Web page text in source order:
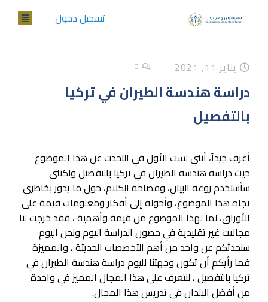
تسجيل دخول
يناير 11, 2021 0
دراسة هندسة الطيران في تركيا
بالتفصيل
أعرف جيداً، أنني لست الأول في التحدث عن هذا الموضوع
حيث دراسة هندسة الطيران في تركيا بالتفصيل ولكنني
سأستخدم روعة البيان، وفصاحة الكلام، حول ما يدور بخاطري
تجاه هذا الموضوع، وأحوله إلى أفكار ومعلومات قيمة على
الأوراق، لما لهذا الموضوع من قيمة وأهمية ، فقد خرجت لنا
مجالات غير تقليدية في حصون الدراسة اليوم ونحن اليوم
سنحدثكم عن واحد من أهم التخصصات الحديثة ، والمميزة
فما رأيكم أن تكون وجهتنا لليوم دراسة هندسة الطيران في
تركيا بالتفصيل ، لنتعرف على هذا المجال المميز في واحدة
من أفضل البلدان في تدريس هذا المجال.